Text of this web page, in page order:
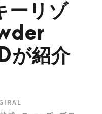
ーリゾ
が紹介